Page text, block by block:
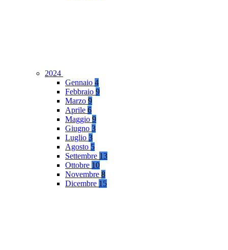
2024
Gennaio 4
Febbraio 9
Marzo 9
Aprile 6
Maggio 9
Giugno 3
Luglio 3
Agosto 5
Settembre 13
Ottobre 10
Novembre 8
Dicembre 15